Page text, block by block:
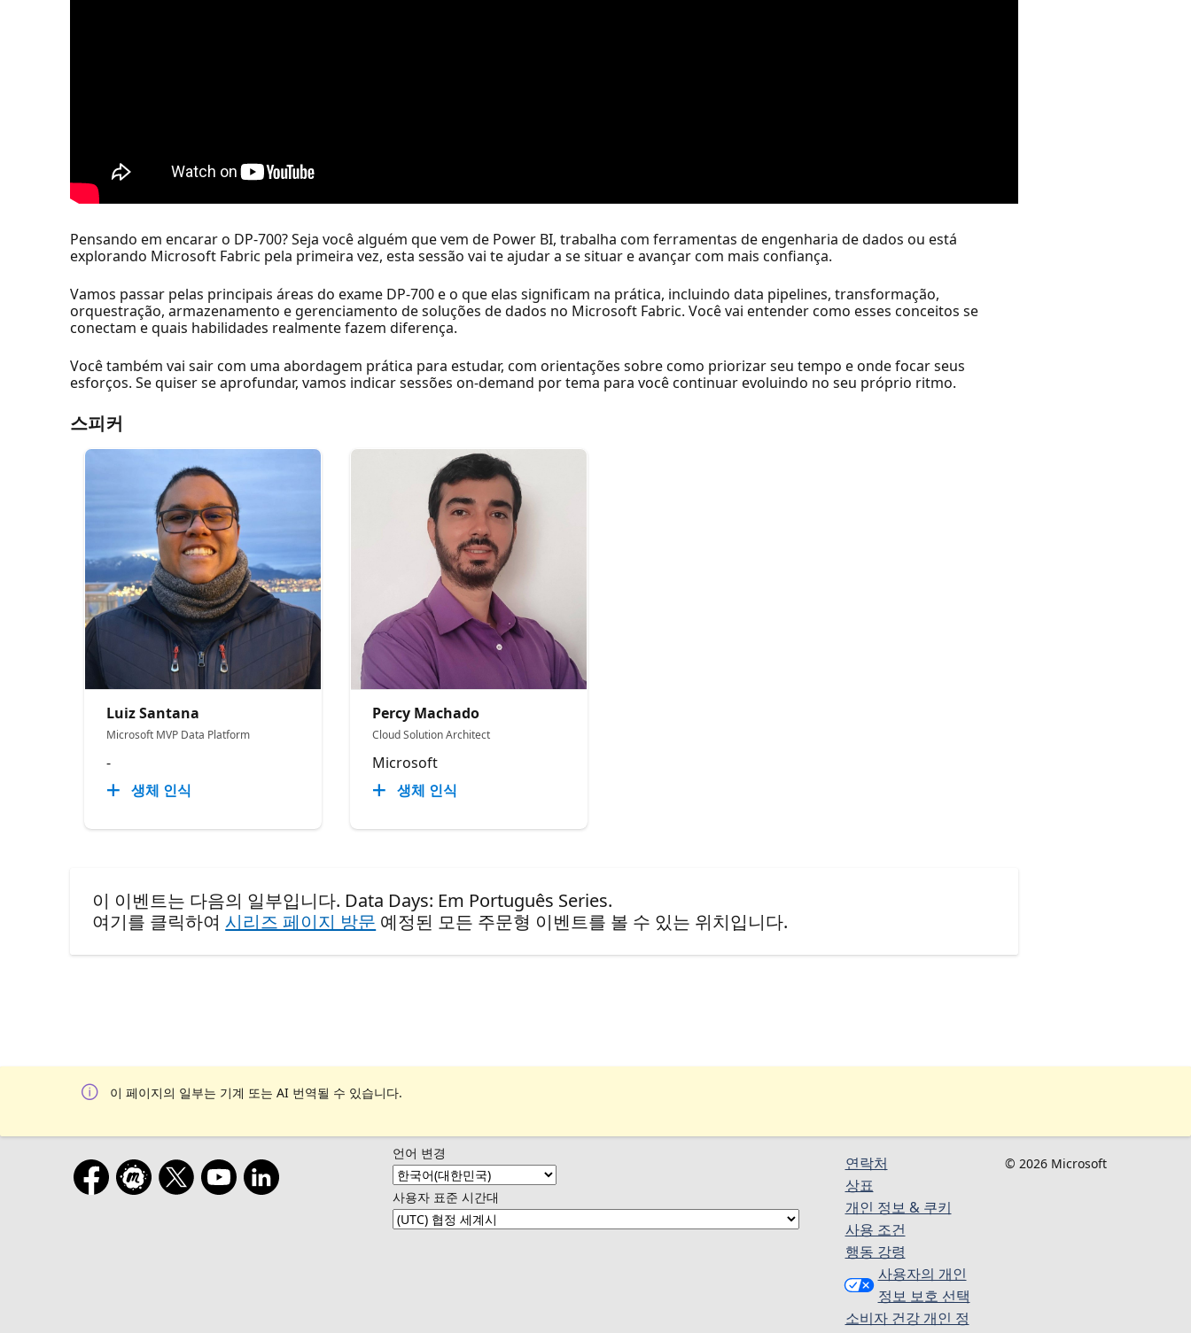
Pensando em encarar o DP-700? Seja você alguém que vem de Power BI, trabalha com ferramentas de engenharia de dados ou está
explorando Microsoft Fabric pela primeira vez, esta sessão vai te ajudar a se situar e avançar com mais confiança.
Vamos passar pelas principais áreas do exame DP-700 e o que elas significam na prática, incluindo data pipelines, transformação,
orquestração, armazenamento e gerenciamento de soluções de dados no Microsoft Fabric. Você vai entender como esses conceitos se
conectam e quais habilidades realmente fazem diferença.
Você também vai sair com uma abordagem prática para estudar, com orientações sobre como priorizar seu tempo e onde focar seus
esforços. Se quiser se aprofundar, vamos indicar sessões on-demand por tema para você continuar evoluindo no seu próprio ritmo.
스피커
Luiz Santana
Microsoft MVP Data Platform
-
생체 인식
Percy Machado
Cloud Solution Architect
Microsoft
생체 인식
이 이벤트는 다음의 일부입니다. Data Days: Em Português Series.
여기를 클릭하여 시리즈 페이지 방문 예정된 모든 주문형 이벤트를 볼 수 있는 위치입니다.
이 페이지의 일부는 기계 또는 AI 번역될 수 있습니다.
언어 변경
사용자 표준 시간대
연락처
상표
개인 정보 & 쿠키
사용 조건
행동 강령
사용자의 개인
정보 보호 선택
소비자 건강 개인 정
© 2026 Microsoft